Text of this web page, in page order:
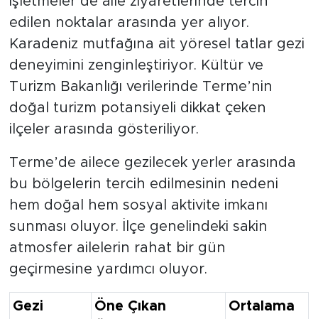
edilen noktalar arasında yer alıyor.
Karadeniz mutfağına ait yöresel tatlar gezi
deneyimini zenginleştiriyor. Kültür ve
Turizm Bakanlığı verilerinde Terme’nin
doğal turizm potansiyeli dikkat çeken
ilçeler arasında gösteriliyor.
Terme’de ailece gezilecek yerler arasında
bu bölgelerin tercih edilmesinin nedeni
hem doğal hem sosyal aktivite imkanı
sunması oluyor. İlçe genelindeki sakin
atmosfer ailelerin rahat bir gün
geçirmesine yardımcı oluyor.
Gezi
Öne Çıkan
Ortalama